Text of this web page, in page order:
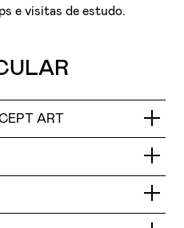
e visitas de estudo.
ART
e técnicas de
de universos
interface e
3D.